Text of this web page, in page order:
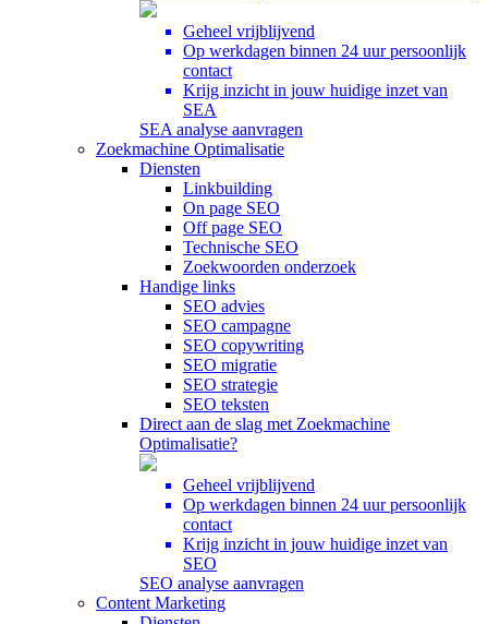
Geheel vrijblijvend
Op werkdagen binnen 24 uur persoonlijk
contact
Krijg inzicht in jouw huidige inzet van
SEA
SEA analyse aanvragen
Zoekmachine Optimalisatie
Diensten
Linkbuilding
On page SEO
Off page SEO
Technische SEO
Zoekwoorden onderzoek
Handige links
SEO advies
SEO campagne
SEO copywriting
SEO migratie
SEO strategie
SEO teksten
Direct aan de slag met Zoekmachine
Optimalisatie?
Geheel vrijblijvend
Op werkdagen binnen 24 uur persoonlijk
contact
Krijg inzicht in jouw huidige inzet van
SEO
SEO analyse aanvragen
Content Marketing